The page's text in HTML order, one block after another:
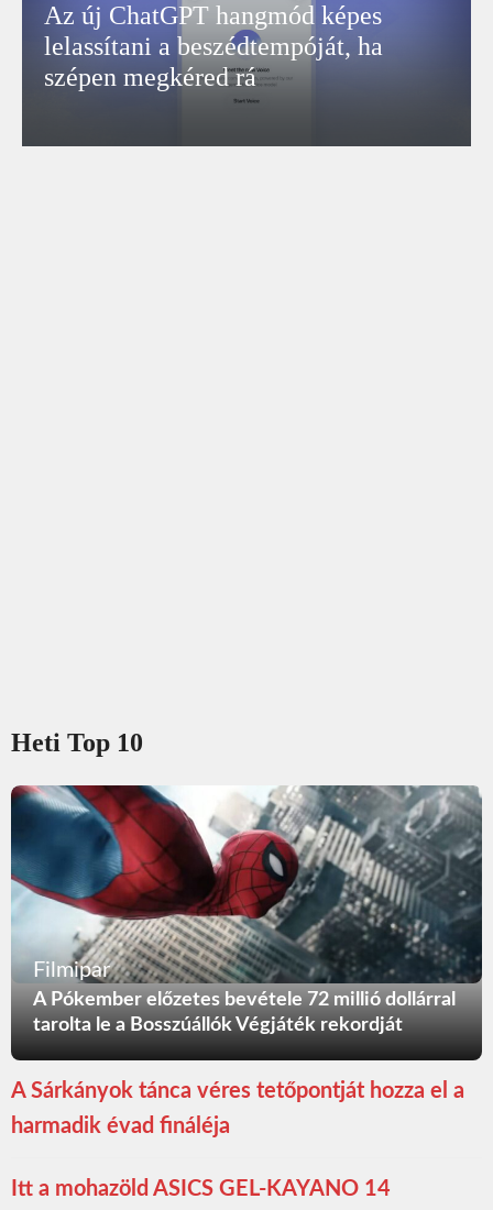
Az új ChatGPT hangmód képes
lelassítani a beszédtempóját, ha
szépen megkéred rá
Heti Top 10
Filmipar
A Pókember előzetes bevétele 72 millió dollárral
tarolta le a Bosszúállók Végjáték rekordját
A Sárkányok tánca véres tetőpontját hozza el a
harmadik évad fináléja
Itt a mohazöld ASICS GEL-KAYANO 14